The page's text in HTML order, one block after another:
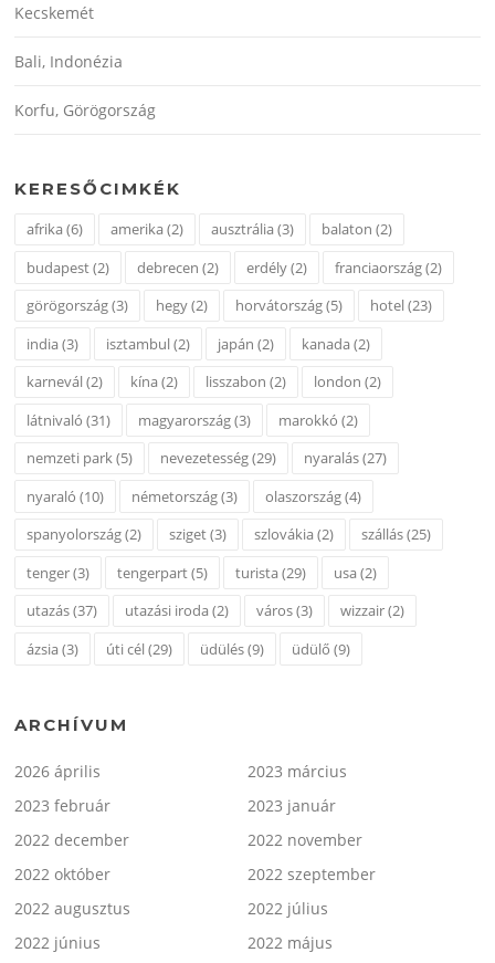
Kecskemét
Bali, Indonézia
Korfu, Görögország
KERESŐCIMKÉK
afrika(6) amerika(2) ausztrália(3) balaton (2)
budapest(2) debrecen (2) erdély(2) franciaország(2)
görögország(3) hegy(2) horvátország(5) hotel(23)
india(3) isztambul(2) japán (2) kanada(2)
karnevál(2) kína(2) lisszabon (2) london (2)
látnivaló (31) magyarország(3) marokkó (2)
nemzeti park(5) nevezetesség(29) nyaralás(27)
nyaraló (10) németország(3) olaszország(4)
spanyolország(2) sziget(3) szlovákia(2) szállás(25)
tenger(3) tengerpart(5) turista(29) usa(2)
utazás(37) utazási iroda(2) város(3) wizzair(2)
ázsia(3) úti cél(29) üdülés(9) üdülő (9)
ARCHÍVUM
2026 április
2023 március
2023 február
2023 január
2022 december
2022 november
2022 október
2022 szeptember
2022 augusztus
2022 július
2022 június
2022 május